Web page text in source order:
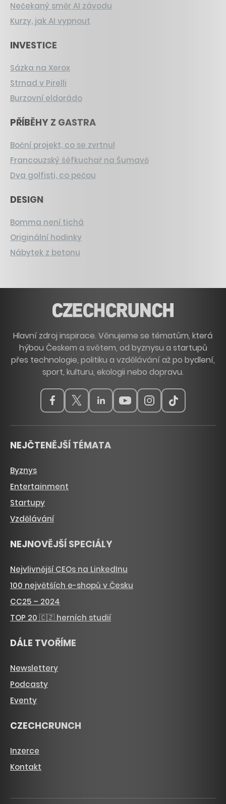
Nečekaný směr AI závodu
Kurzy, jak AI vypnout
INVESTICE
Sázka na Xerox
Strnad v Pirelli
Burzovní eldorádo
PŘÍBĚHY Z GASTRA
Boční projekt, co se zvrtnul
Francouzský šéfkuchař na Šumavě
Dva golfisti, co pečou
DESIGN
Bomma není tichá
Originální hodinky
Nábytek z betonu
Hlavní zdroj inspirace. Věnujeme se tématům, která
hýbou Českem a světem, od byznysu a startupů
přes technologie, politiku a vzdělávání až po bydlení,
sport, kulturu, ekologii nebo dopravu.
NEJČTENĚJŠÍ TÉMATA
Byznys
Entertainment
Startupy
Vzdělávání
NEJNOVĚJŠÍ SPECIÁLY
Nejvlivnější CEOs na LinkedInu
100 největších e-shopů v Česku
CC25 – 2024
TOP 20 🇨🇿 herních studií
DÁLE TVOŘÍME
Newslettery
Podcasty
Eventy
CZECHCRUNCH
Inzerce
Kontakt